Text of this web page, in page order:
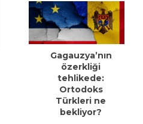
Gagauzya’nın
özerkliği
tehlikede:
Ortodoks
Türkleri ne
bekliyor?